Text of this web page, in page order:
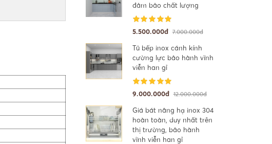
đảm bảo chất lượng
5.500.000đ 7.000.000đ
Tủ bếp inox cánh kính
cường lực bảo hành vĩnh
viễn han gỉ
9.000.000đ 12.000.000đ
Giá bát nâng hạ inox 304
hoàn toàn, duy nhất trên
thị trường, bảo hành
vĩnh viễn han gỉ